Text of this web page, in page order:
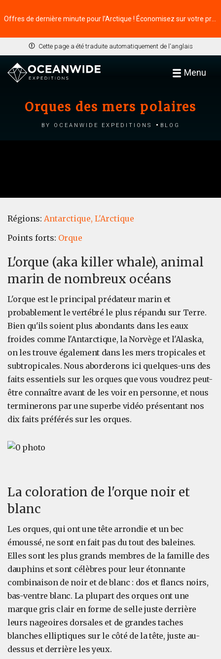
Cette page a été traduite automatiquement de l'anglais
Menu
Orques des mers polaires
by Oceanwide Expeditions Blog
Régions: Antarctique, L'Arctique
Points forts: Orque
L'orque (aka killer whale), animal
marin de nombreux océans
L'orque est le principal prédateur marin et
probablement le vertébré le plus répandu sur Terre.
Bien qu'ils soient plus abondants dans les eaux
froides comme l'Antarctique, la Norvège et l'Alaska,
on les trouve également dans les mers tropicales et
subtropicales. Nous aborderons ici quelques-uns des
faits essentiels sur les orques que vous voudrez peut-
être connaître avant de les voir en personne, et nous
terminerons par une superbe vidéo présentant nos
dix faits préférés sur les orques.
La coloration de l'orque noir et
blanc
Les orques, qui ont une tête arrondie et un bec
émoussé, ne sont en fait pas du tout des baleines.
Elles sont les plus grands membres de la famille des
dauphins et sont célèbres pour leur étonnante
combinaison de noir et de blanc : dos et flancs noirs,
bas-ventre blanc. La plupart des orques ont une
marque gris clair en forme de selle juste derrière
leurs nageoires dorsales et de grandes taches
blanches elliptiques sur le côté de la tête, juste au-
dessus et derrière les yeux.